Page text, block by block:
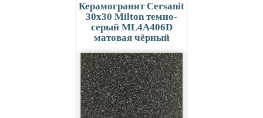
Керамогранит Cersanit
30x30 Milton темно-
серый ML4A406D
матовая чёрный